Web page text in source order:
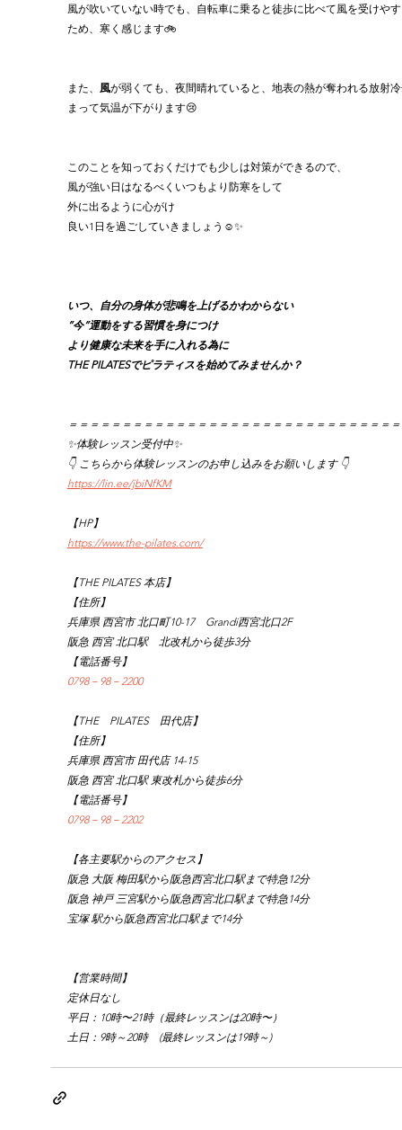
風が吹いていない時でも、自転車に乗ると徒歩に比べて風を受けや
ため、寒く感じます🚲
また、 風が弱くても、夜間晴れていると、地表の熱が奪われる放射
まって気温が下がります😢
このことを知っておくだけでも少しは対策ができるので、
風が強い日はなるべくいつもより防寒をして
外に出るように心がけ
良い1日を過ごしていきましょう☺️✨
いつ、自分の身体が悲鳴を上げるかわからない
”今”運動をする習慣を身につけ
より健康な未来を手に入れる為に
THE PILATESでピラティスを始めてみませんか？
＝＝＝＝＝＝＝＝＝＝＝＝＝＝＝＝＝＝＝＝＝＝＝＝＝＝＝＝＝＝
✨体験レッスン受付中✨
👇 こちらから体験レッスンのお申し込みをお願いします 👇
https://lin.ee/jbiNfKM
【HP】
https://www.the-pilates.com/
【THE PILATES 本店】
【住所】
兵庫県 西宮市 北口町10-17　Grandi西宮北口2F
阪急 西宮 北口駅　北改札から徒歩3分
【電話番号】
0798－98－2200
【THE　PILATES　田代店】
【住所】
兵庫県 西宮市 田代店 14-15
阪急 西宮 北口駅 東改札から徒歩6分
【電話番号】
0798－98－2202
【各主要駅からのアクセス】
阪急 大阪 梅田駅から阪急西宮北口駅まで特急12分
阪急 神戸 三宮駅から阪急西宮北口駅まで特急14分
宝塚 駅から阪急西宮北口駅まで14分
【営業時間】
定休日なし
平日：10時〜21時（最終レッスンは20時〜）
土日：9時～20時　(最終レッスンは19時～)